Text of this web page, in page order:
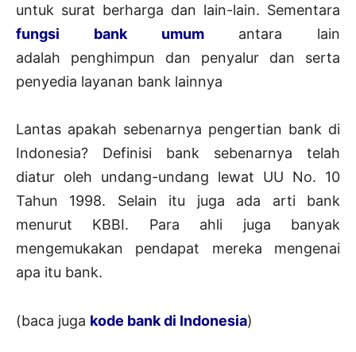
untuk surat berharga dan lain-lain. Sementara
fungsi bank umumantara lain
adalah penghimpun dan penyalur dan serta
penyedia layanan bank lainnya
Lantas apakah sebenarnya pengertian bank di
Indonesia? Definisi bank sebenarnya telah
diatur oleh undang-undang lewat UU No. 10
Tahun 1998. Selain itu juga ada arti bank
menurut KBBI. Para ahli juga banyak
mengemukakan pendapat mereka mengenai
apa itu bank.
(baca juga kode bank di Indonesia)